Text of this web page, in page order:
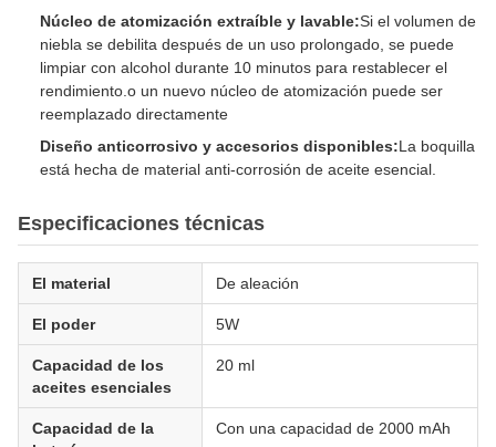
Núcleo de atomización extraíble y lavable:Si el volumen de
niebla se debilita después de un uso prolongado, se puede
limpiar con alcohol durante 10 minutos para restablecer el
rendimiento.o un nuevo núcleo de atomización puede ser
reemplazado directamente
Diseño anticorrosivo y accesorios disponibles:La boquilla
está hecha de material anti-corrosión de aceite esencial.
Especificaciones técnicas
El material De aleación
El poder 5W
Capacidad de los
aceites esenciales
20 ml
Capacidad de la
Con una capacidad de 2000 mAh